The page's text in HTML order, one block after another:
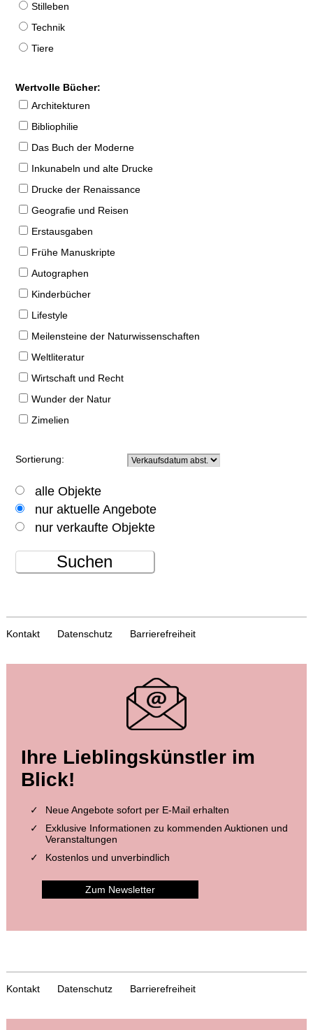
Stilleben
Technik
Tiere
Wertvolle Bücher:
Architekturen
Bibliophilie
Das Buch der Moderne
Inkunabeln und alte Drucke
Drucke der Renaissance
Geografie und Reisen
Erstausgaben
Frühe Manuskripte
Autographen
Kinderbücher
Lifestyle
Meilensteine der Naturwissenschaften
Weltliteratur
Wirtschaft und Recht
Wunder der Natur
Zimelien
Sortierung:
alle Objekte
nur aktuelle Angebote
nur verkaufte Objekte
Suchen
Kontakt Datenschutz Barrierefreiheit
Ihre Lieblingskünstler im
Blick!
Neue Angebote sofort per E-Mail erhalten
Exklusive Informationen zu kommenden Auktionen und
Veranstaltungen
Kostenlos und unverbindlich
Zum Newsletter
Kontakt Datenschutz Barrierefreiheit